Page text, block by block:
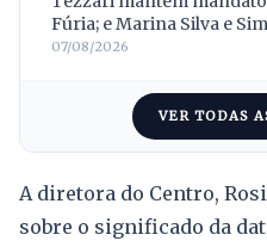
Fúria; e Marina Silva e
07/08/2026
VER TODAS
A diretora do Centro,
sobre o significado da